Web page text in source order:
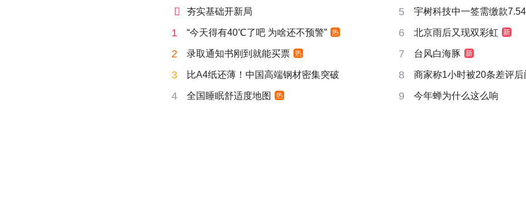
 夯实基础开新局 5 宇树科技中一签需缴款
1 “今天得有40℃了吧 为啥还不预警” 热 6 北京雨后又现双彩虹 新
2 录取通知书刚到就能买票 热 7 台风白海豚 新
3 比A4纸还薄！中国高端钢材密集突破 8 商家称1小时被20条差评后
4 全国睡眠舒适度地图 热 9 今年蝉为什么这么响